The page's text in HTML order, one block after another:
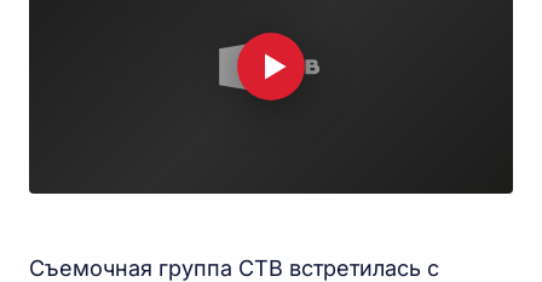
Съемочная группа СТВ встретилась с